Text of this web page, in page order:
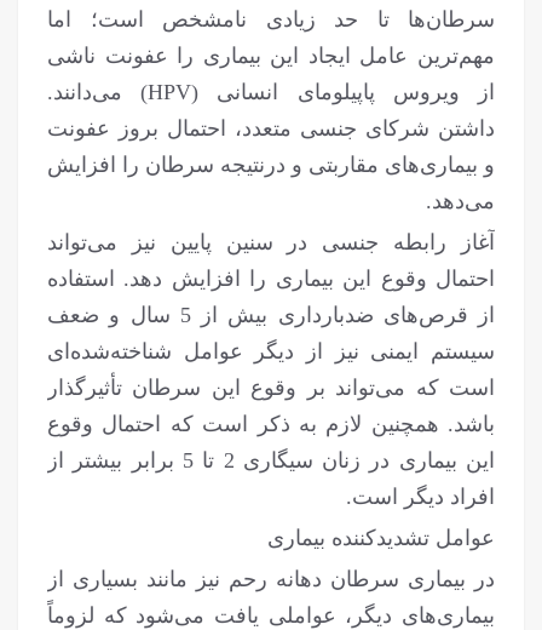
سرطان‌ها تا حد زیادی نامشخص است؛ اما
مهم‌ترین عامل ایجاد این بیماری را عفونت ناشی
از ویروس پاپیلومای انسانی (HPV) می‌دانند.
داشتن شرکای جنسی متعدد، احتمال بروز عفونت
و بیماری‌های مقاربتی و درنتیجه سرطان را افزایش
می‌دهد.
آغاز رابطه جنسی در سنین پایین نیز می‌تواند
احتمال وقوع این بیماری را افزایش دهد. استفاده
از قرص‌های ضدبارداری بیش از 5 سال و ضعف
سیستم ایمنی نیز از دیگر عوامل شناخته‌شده‌ای
است که می‌تواند بر وقوع این سرطان تأثیرگذار
باشد. همچنین لازم به ذکر است که احتمال وقوع
این بیماری در زنان سیگاری 2 تا 5 برابر بیشتر از
افراد دیگر است.
عوامل تشدیدکننده بیماری
در بیماری سرطان دهانه رحم نیز مانند بسیاری از
بیماری‌های دیگر، عواملی یافت می‌شود که لزوماً